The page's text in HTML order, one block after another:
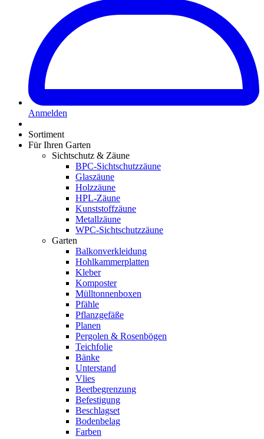
Anmelden
Sortiment
Für Ihren Garten
Sichtschutz & Zäune
BPC-Sichtschutzzäune
Glaszäune
Holzzäune
HPL-Zäune
Kunststoffzäune
Metallzäune
WPC-Sichtschutzzäune
Garten
Balkonverkleidung
Hohlkammerplatten
Kleber
Komposter
Mülltonnenboxen
Pfähle
Pflanzgefäße
Planen
Pergolen & Rosenbögen
Teichfolie
Bänke
Unterstand
Vlies
Beetbegrenzung
Befestigung
Beschlagset
Bodenbelag
Farben